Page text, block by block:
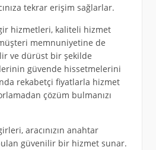
tekrar erişim sağlarlar.
hizmetleri, kaliteli hizmet
memnuniyetine de
ve dürüst bir şekilde
güvende hissetmelerini
rekabetçi fiyatlarla hizmet
çözüm bulmanızı
aracınızın anahtar
güvenilir bir hizmet sunar.